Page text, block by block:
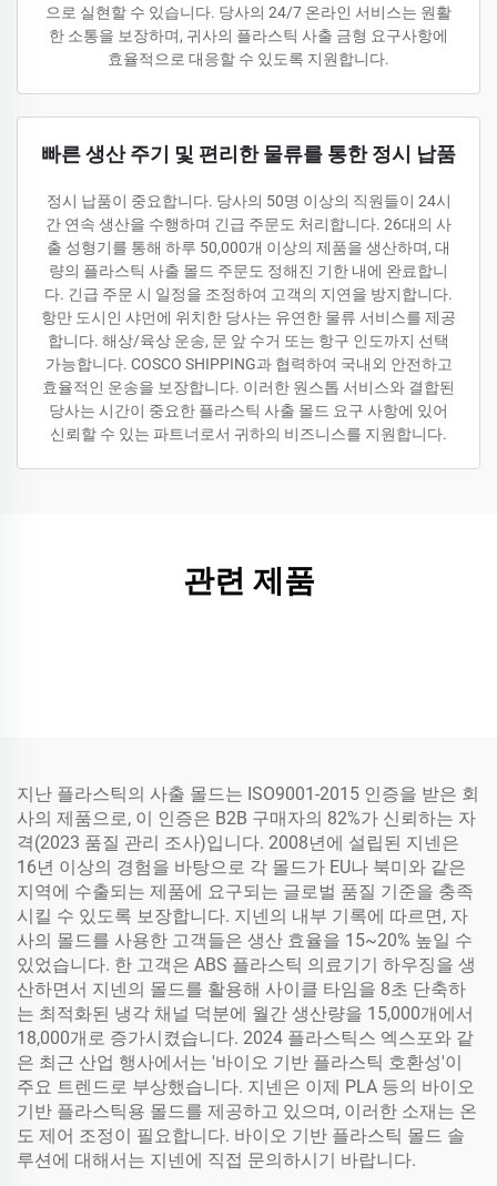
으로 실현할 수 있습니다. 당사의 24/7 온라인 서비스는 원활
한 소통을 보장하며, 귀사의 플라스틱 사출 금형 요구사항에
효율적으로 대응할 수 있도록 지원합니다.
빠른 생산 주기 및 편리한 물류를 통한 정시 납품
정시 납품이 중요합니다. 당사의 50명 이상의 직원들이 24시
간 연속 생산을 수행하며 긴급 주문도 처리합니다. 26대의 사
출 성형기를 통해 하루 50,000개 이상의 제품을 생산하며, 대
량의 플라스틱 사출 몰드 주문도 정해진 기한 내에 완료합니
다. 긴급 주문 시 일정을 조정하여 고객의 지연을 방지합니다.
항만 도시인 샤먼에 위치한 당사는 유연한 물류 서비스를 제공
합니다. 해상/육상 운송, 문 앞 수거 또는 항구 인도까지 선택
가능합니다. COSCO SHIPPING과 협력하여 국내외 안전하고
효율적인 운송을 보장합니다. 이러한 원스톱 서비스와 결합된
당사는 시간이 중요한 플라스틱 사출 몰드 요구 사항에 있어
신뢰할 수 있는 파트너로서 귀하의 비즈니스를 지원합니다.
관련 제품
지난 플라스틱의 사출 몰드는 ISO9001-2015 인증을 받은 회
사의 제품으로, 이 인증은 B2B 구매자의 82%가 신뢰하는 자
격(2023 품질 관리 조사)입니다. 2008년에 설립된 지넨은
16년 이상의 경험을 바탕으로 각 몰드가 EU나 북미와 같은
지역에 수출되는 제품에 요구되는 글로벌 품질 기준을 충족
시킬 수 있도록 보장합니다. 지넨의 내부 기록에 따르면, 자
사의 몰드를 사용한 고객들은 생산 효율을 15~20% 높일 수
있었습니다. 한 고객은 ABS 플라스틱 의료기기 하우징을 생
산하면서 지넨의 몰드를 활용해 사이클 타임을 8초 단축하
는 최적화된 냉각 채널 덕분에 월간 생산량을 15,000개에서
18,000개로 증가시켰습니다. 2024 플라스틱스 엑스포와 같
은 최근 산업 행사에서는 '바이오 기반 플라스틱 호환성'이
주요 트렌드로 부상했습니다. 지넨은 이제 PLA 등의 바이오
기반 플라스틱용 몰드를 제공하고 있으며, 이러한 소재는 온
도 제어 조정이 필요합니다. 바이오 기반 플라스틱 몰드 솔
루션에 대해서는 지넨에 직접 문의하시기 바랍니다.